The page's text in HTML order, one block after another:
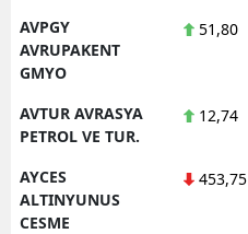
AVPGY
AVRUPAKENT
GMYO
51,80
AVTUR AVRASYA
PETROL VE TUR.
12,74
AYCES
ALTINYUNUS
CESME
453,75